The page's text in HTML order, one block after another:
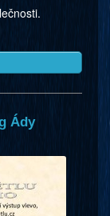
Ády